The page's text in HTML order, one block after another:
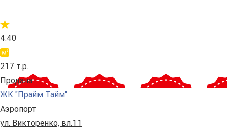
4.40
217 т.р.
Продана
ЖК "Прайм Тайм"
Аэропорт
ул. Викторенко, вл.11